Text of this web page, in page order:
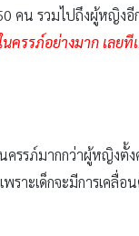
คน รวมไปถึงผู้หญิง
ครรภ์อย่างมาก เลยที
รรภ์มากกว่าผู้หญิงตั้
าะเด็กจะมีการเคลื่อ